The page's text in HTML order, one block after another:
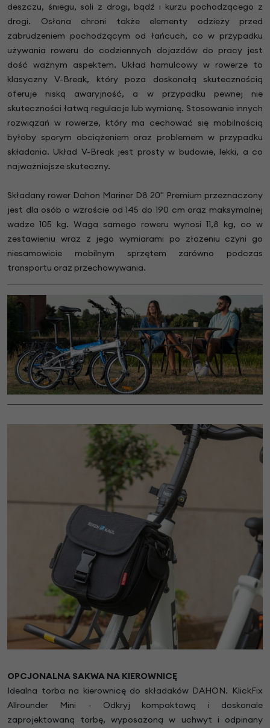
deszczu, śniegu, soli z drogi, bądź i kurzu pochodzącego z
drogi. Osłona chroni także elementy odzieży przed
zabrudzeniem pochodzącym od łańcuch, co w przypadku
używania roweru do codziennych dojazdów do pracy jest
dość ważnym aspektem. Układ hamulcowy w rowerze to
klasyczny V-Break, który poza doskonałą skutecznością
oferuje niską awaryjność, a w przypadku pewnej nie
skuteczności łatwą regulacje lub wymianę. Stosowanie innych
rozwiązań w rowerze, który ma cechować się mobilnością
byłoby sporym obciążeniem oraz problemem w przypadku
składania. Układ V-Break jest prosty w budowie, lekki, a co
najważniejsze skuteczny.
Składany rower Dahon Mariner D8 20" Premium przeznaczony
jest dla osób o wzroście od 145 do 190 cm oraz maksymalnej
wadze 105 kg. Waga samego roweru wynosi 11,8 kg, co w
zestawieniu wraz z jego wymiarami po złożeniu czyni go
niesamowicie mobilnym sprzętem zarówno podczas
transportu oraz przechowywania.
OPCJONALNA SAKWA NA KIEROWNICĘ
Idealna torba na kierownicę do składaków DAHON. KlickFix
Allrounder Mini - Odkryj kompaktową i doskonale
zaprojektowaną torbę, wyposażoną w uchwyt i odpinany